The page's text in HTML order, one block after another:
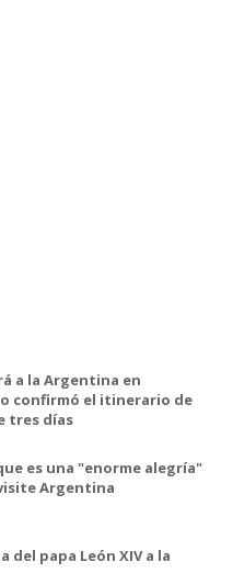
a la Argentina en
confirmó el itinerario de
tres días
es una "enorme alegría"
Argentina
del papa León XIV a la